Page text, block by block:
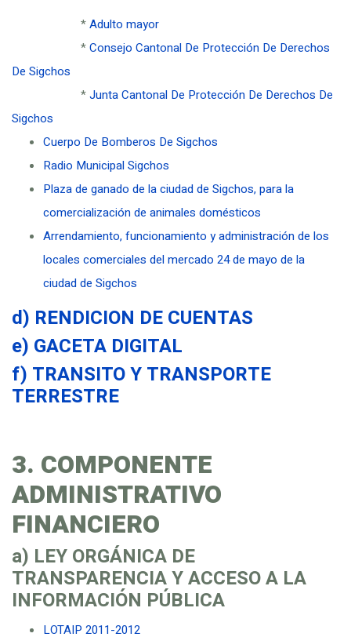
*Adulto mayor
*Consejo Cantonal De Protección De Derechos
De Sigchos
*Junta Cantonal De Protección De Derechos De
Sigchos
Cuerpo De Bomberos De Sigchos
Radio Municipal Sigchos
Plaza de ganado de la ciudad de Sigchos, para la
comercialización de animales domésticos
Arrendamiento, funcionamiento y administración de los
locales comerciales del mercado 24 de mayo de la
ciudad de Sigchos
d) RENDICION DE CUENTAS
e) GACETA DIGITAL
f) TRANSITO Y TRANSPORTE
TERRESTRE
3. COMPONENTE
ADMINISTRATIVO
FINANCIERO
a) LEY ORGÁNICA DE
TRANSPARENCIA Y ACCESO A LA
INFORMACIÓN PÚBLICA
LOTAIP 2011-2012